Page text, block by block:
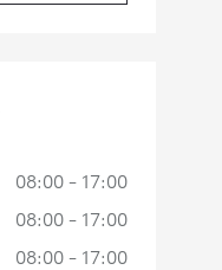
08:00 - 17:00
08:00 - 17:00
08:00 - 17:00